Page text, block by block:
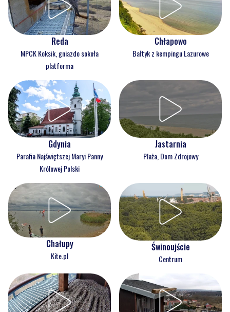
Reda
MPCK Koksik, gniazdo sokoła
platforma
Chłapowo
Bałtyk z kempingu Lazurowe
Gdynia
Parafia Najświętszej Maryi Panny
Królowej Polski
Jastarnia
Plaża, Dom Zdrojowy
Chałupy
Kite.pl
Świnoujście
Centrum